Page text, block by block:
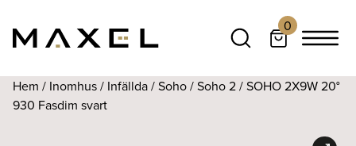
0
Hem / Inomhus/ Infällda/Soho/Soho 2/ SOHO 2X9W 20°
930 Fasdim svart